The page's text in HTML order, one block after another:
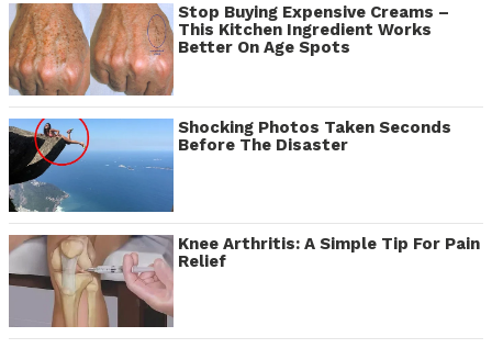
Stop Buying Expensive Creams –
This Kitchen Ingredient Works
Better On Age Spots
Shocking Photos Taken Seconds
Before The Disaster
Knee Arthritis: A Simple Tip For Pain
Relief